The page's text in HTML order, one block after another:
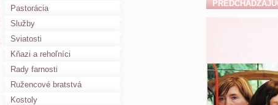
Pastorácia
Služby
Sviatosti
Kňazi a rehoľníci
Rady farnosti
Ružencové bratstvá
Kostoly